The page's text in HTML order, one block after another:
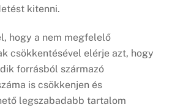
kitenni.
hogy a nem megfelelő
csökkentésével elérje azt, hogy
forrásból származó
is csökkenjen és
legszabadabb tartalom